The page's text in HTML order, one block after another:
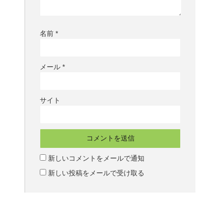
名前 *
メール *
サイト
新しいコメントをメールで通知
新しい投稿をメールで受け取る